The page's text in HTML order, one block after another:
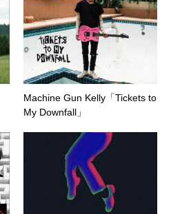
Machine Gun Kelly「Tickets to
My Downfall」